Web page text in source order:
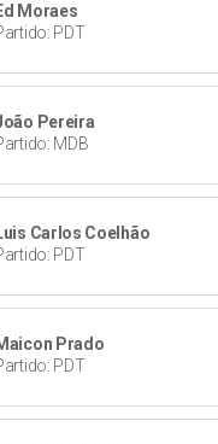
Moraes
PDT
Pereira
MDB
Carlos Coelhão
PDT
Prado
PDT